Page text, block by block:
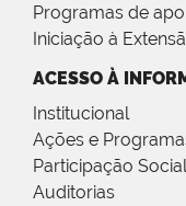
Programas de
Iniciação à
ACESSO À
Institucional
Ações e
Participação Social
Auditorias